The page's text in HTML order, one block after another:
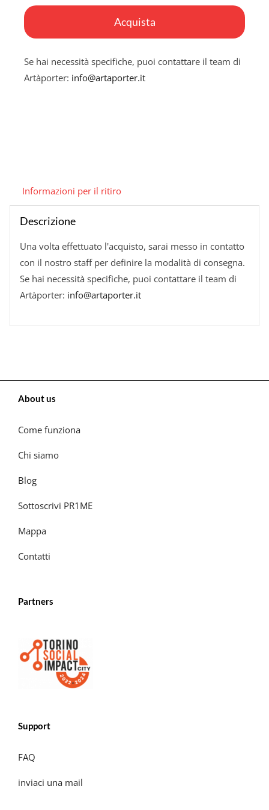
Acquista
Se hai necessità specifiche, puoi contattare il team di
Artàporter: info@artaporter.it
Informazioni per il ritiro
Descrizione
Una volta effettuato l'acquisto, sarai messo in contatto
con il nostro staff per definire la modalità di consegna.
Se hai necessità specifiche, puoi contattare il team di
Artàporter: info@artaporter.it
About us
Come funziona
Chi siamo
Blog
Sottoscrivi PR1ME
Mappa
Contatti
Partners
Support
FAQ
inviaci una mail